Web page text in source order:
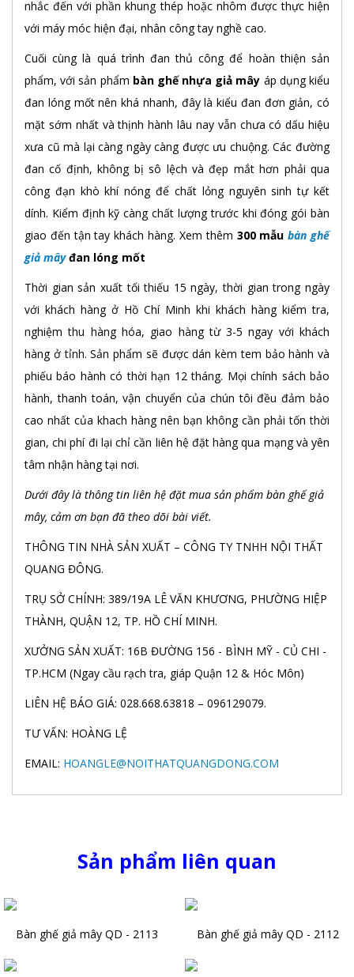
nhắc đến với phần khung thép hoặc nhôm được thực hiện
với máy móc hiện đại, nhân công tay nghề cao.
Cuối cùng là quá trình đan thủ công để hoàn thiện sản
phẩm, với sản phẩm bàn ghế nhựa giả mây áp dụng kiểu
đan lóng mốt nên khá nhanh, đây là kiểu đan đơn giản, có
mặt sớm nhất và thịnh hành lâu nay vẫn chưa có dấu hiệu
xưa cũ mà lại càng ngày càng được ưu chuộng. Các đường
đan cố định, không bị sô lệch và đẹp mắt hơn phải qua
công đạn khò khí nóng để chất lỏng nguyên sinh tự kết
dính. Kiểm định kỹ càng chất lượng trước khi đóng gói bàn
giao đến tận tay khách hàng. Xem thêm 300 mẫubàn ghế
giả mâyđan lóng mốt
Thời gian sản xuất tối thiếu 15 ngày, thời gian trong ngày
với khách hàng ở Hồ Chí Minh khi khách hàng kiểm tra,
nghiệm thu hàng hóa, giao hàng từ 3-5 ngay với khách
hàng ở tỉnh. Sản phẩm sẽ được dán kèm tem bảo hành và
phiếu báo hành có thời hạn 12 tháng. Mọi chính sách bảo
hành, thanh toán, vận chuyển của chún tôi đều đảm bảo
cao nhất của khach hàng nên bạn không cần phải tốn thời
gian, chi phí đi lại chỉ cần liên hệ đặt hàng qua mạng và yên
tâm nhận hàng tại nơi.
Dưới đây là thông tin liên hệ đặt mua sản phẩm bàn ghế giả
mây, cảm ơn bạn đã theo dõi bài viết.
THÔNG TIN NHÀ SẢN XUẤT – CÔNG TY TNHH NỘI THẤT
QUANG ĐÔNG.
TRỤ SỞ CHÍNH: 389/19A LÊ VĂN KHƯƠNG, PHƯỜNG HIỆP
THÀNH, QUẬN 12, TP. HỒ CHÍ MINH.
XƯỞNG SẢN XUẤT: 16B ĐƯỜNG 156 - BÌNH MỸ - CỦ CHI -
TP.HCM (Ngay cầu rạch tra, giáp Quận 12 & Hóc Môn)
LIÊN HỆ BÁO GIÁ: 028.668.63818 – 096129079.
TƯ VẤN: HOÀNG LỆ
EMAIL: HOANGLE@NOITHATQUANGDONG.COM
Sản phẩm liên quan
Bàn ghế giả mây QD - 2113 Bàn ghế giả mây QD - 2112